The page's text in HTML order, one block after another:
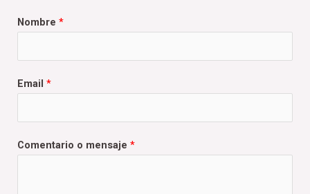
Nombre *
Email *
Comentario o mensaje *